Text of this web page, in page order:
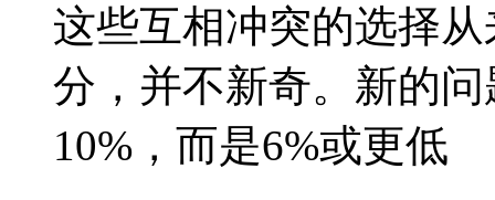
这些互相冲突的选择
分，并不新奇。新的
10%，而是6%或更低